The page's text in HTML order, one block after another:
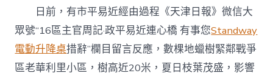
夜
樹〉
中
日前，有市平易近經由過程《天津日報》微信大
眾號“16區主官周記·政平易近連心橋 有事您Standway
電動升降桌措辭”欄目留言反應，數棵地蠟樹緊鄰戰爭
區老華利里小區，樹高近20米，夏日枝葉茂盛，影響